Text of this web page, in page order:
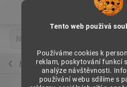
Tento web použivá
Používáme cookies k
reklam, poskytování funkcí
analýze návštěvnosti.
používání webu sdílíme s
Hřebeny pro nízká dělítka